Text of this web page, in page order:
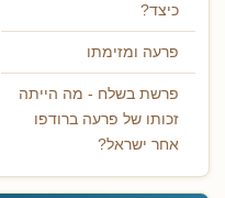
כיצד?
פרעה ומזימתו
פרשת בשלח - מה הייתה
זכותו של פרעה ברודפו
אחר ישראל?